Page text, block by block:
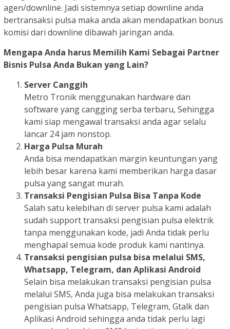
agen/downline. Jadi sistemnya setiap downline anda
bertransaksi pulsa maka anda akan mendapatkan bonus
komisi dari downline dibawah jaringan anda.
Mengapa Anda harus Memilih Kami Sebagai Partner
Bisnis Pulsa Anda Bukan yang Lain?
Server Canggih
Metro Tronik menggunakan hardware dan
software yang cangging serba terbaru, Sehingga
kami siap mengawal transaksi anda agar selalu
lancar 24 jam nonstop.
Harga Pulsa Murah
Anda bisa mendapatkan margin keuntungan yang
lebih besar karena kami memberikan harga dasar
pulsa yang sangat murah.
Transaksi Pengisian Pulsa Bisa Tanpa Kode
Salah satu kelebihan di server pulsa kami adalah
sudah support transaksi pengisian pulsa elektrik
tanpa menggunakan kode, jadi Anda tidak perlu
menghapal semua kode produk kami nantinya.
Transaksi pengisian pulsa bisa melalui SMS,
Whatsapp, Telegram, dan Aplikasi Android
Selain bisa melakukan transaksi pengisian pulsa
melalui SMS, Anda juga bisa melakukan transaksi
pengisian pulsa Whatsapp, Telegram, Gtalk dan
Aplikasi Android sehingga anda tidak perlu lagi